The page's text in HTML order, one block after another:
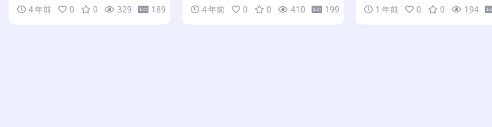
4 年前 0 0 329 189 4 年前 0 0 410 199 1 年前 0 0 194